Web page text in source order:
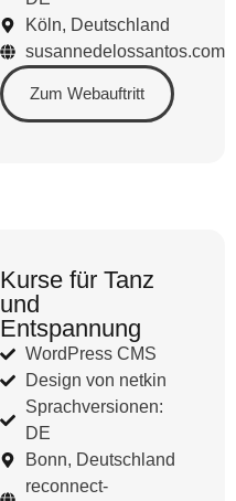
Köln, Deutschland
susannedelossantos.com
Zum Webauftritt
Kurse für Tanz
und
Entspannung
WordPress CMS
Design von netkin
Sprachversionen:
DE
Bonn, Deutschland
reconnect-